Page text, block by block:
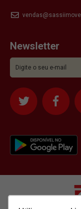
Newsletter